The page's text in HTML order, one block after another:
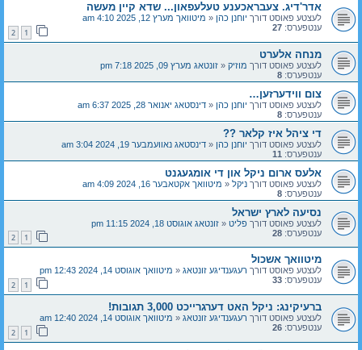
אדר'דיג. צעבראכענע טעלעפאון... שדא קיין מעשה
לעצטע פאוסט דורך יוחנן כהן « מיטוואך מערץ 12, 2025 4:10 am
ענטפערס: 27
1
2
מנחה אלערט
לעצטע פאוסט דורך מוזיק « זונטאג מערץ 09, 2025 7:18 pm
ענטפערס: 8
צום ווידערזען…
לעצטע פאוסט דורך יוחנן כהן « דינסטאג יאנואר 28, 2025 6:37 am
ענטפערס: 8
די ציהל איז קלאר ??
לעצטע פאוסט דורך יוחנן כהן « דינסטאג נאוועמבער 19, 2024 3:04 am
ענטפערס: 11
אלעס ארום ניקל און די אומגעגנט
לעצטע פאוסט דורך ניקל « מיטוואך אקטאבער 16, 2024 4:09 am
ענטפערס: 8
נסיעה לארץ ישראל
לעצטע פאוסט דורך פליט « זונטאג אוגוסט 18, 2024 11:15 pm
ענטפערס: 28
1
2
מיטוואך אשכול
לעצטע פאוסט דורך רעגענדיגע זונטאג « מיטוואך אוגוסט 14, 2024 12:43 pm
ענטפערס: 33
1
2
ברעיקינג: ניקל האט דערגרייכט 3,000 תגובות!
לעצטע פאוסט דורך רעגענדיגע זונטאג « מיטוואך אוגוסט 14, 2024 12:40 am
ענטפערס: 26
1
2